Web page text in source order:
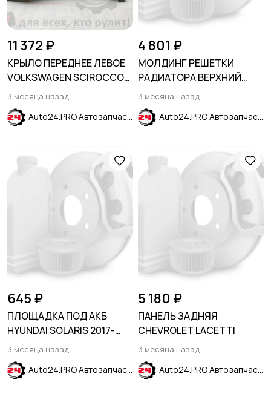
11 372 ₽
КРЫЛО ПЕРЕДНЕЕ ЛЕВОЕ
VOLKSWAGEN SCIROCCO
2008-2015
3 месяца назад
Auto24.PRO Автозапчасти
4 801 ₽
МОЛДИНГ РЕШЕТКИ
РАДИАТОРА ВЕРХНИЙ
ХРОМ FORD EXPLORER
2011-2015
3 месяца назад
Auto24.PRO Автозапчасти
645 ₽
ПЛОЩАДКА ПОД АКБ
HYUNDAI SOLARIS 2017-
2024
3 месяца назад
Auto24.PRO Автозапчасти
5 180 ₽
ПАНЕЛЬ ЗАДНЯЯ
CHEVROLET LACETTI
3 месяца назад
Auto24.PRO Автозапчасти